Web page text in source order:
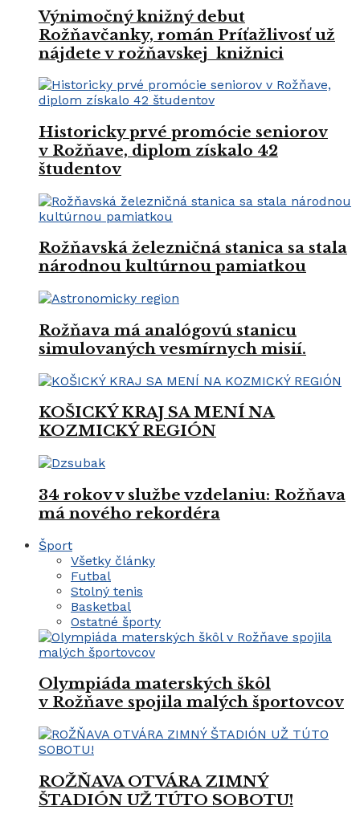
Výnimočný knižný debut
Rožňavčanky, román Príťažlivosť už
nájdete v rožňavskej knižnici
Historicky prvé promócie seniorov
v Rožňave, diplom získalo 42
študentov
Rožňavská železničná stanica sa stala
národnou kultúrnou pamiatkou
Rožňava má analógovú stanicu
simulovaných vesmírnych misií.
KOŠICKÝ KRAJ SA MENÍ NA
KOZMICKÝ REGIÓN
34 rokov v službe vzdelaniu: Rožňava
má nového rekordéra
Šport
Všetky články
Futbal
Stolný tenis
Basketbal
Ostatné športy
Olympiáda materských škôl
v Rožňave spojila malých športovcov
ROŽŇAVA OTVÁRA ZIMNÝ
ŠTADIÓN UŽ TÚTO SOBOTU!